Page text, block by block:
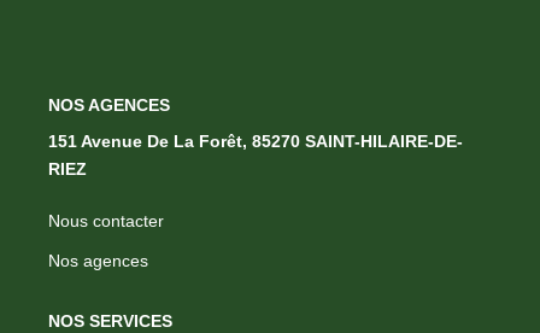
NOS AGENCES
151 Avenue De La Forêt, 85270 SAINT-HILAIRE-DE-
RIEZ
Nous contacter
Nos agences
NOS SERVICES